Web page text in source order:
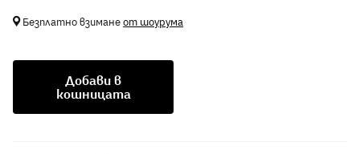
Безплатно взиманеот шоурума
Добави в
кошницата